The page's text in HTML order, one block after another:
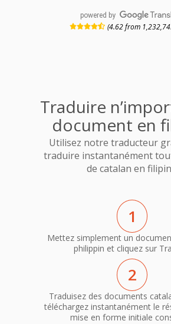
powered by
(4.62 from
Traduire
document en
Utilisez notre traducteur
traduire instantanément
de catalan en
1
Mettez simplement un
philippin et cliquez sur
2
Traduisez des documents
téléchargez instantanément le
mise en forme initiale